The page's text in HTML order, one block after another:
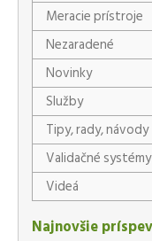
Meracie prístroje
Nezaradené
Novinky
Služby
Tipy, rady, návody
Validačné systémy
Videá
Najnovšie